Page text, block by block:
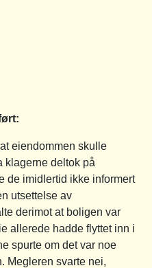
eiendommen skulle
klagerne deltok på
de imidlertid ikke informert
utsettelse av
derimot at boligen var
allerede hadde flyttet inn i
spurte om det var noe
Megleren svarte nei,